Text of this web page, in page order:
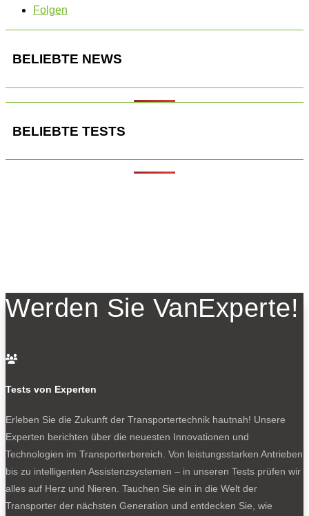
Folgen
BELIEBTE NEWS
BELIEBTE TESTS
Werden Sie VanExperte!

Tests von Experten
Erleben Sie die Zukunft der Transportertechnik hautnah! Unsere
Experten berichten über die neuesten Innovationen und
Technologien im Transporterbereich. Von leistungsstarken Antrieben
bis zu intelligenten Assistenzsystemen – in unseren Tests prüfen wir
alles auf Herz und Nieren. Tauchen Sie ein in die Welt der
Transporter der nächsten Generation und entdecken Sie, wie